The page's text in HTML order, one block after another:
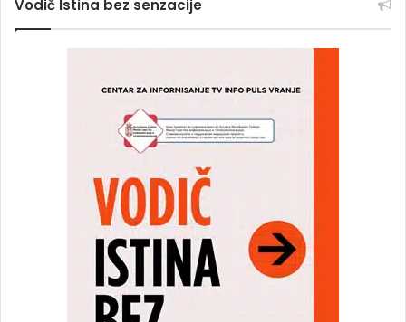
Vodič Istina bez senzacije